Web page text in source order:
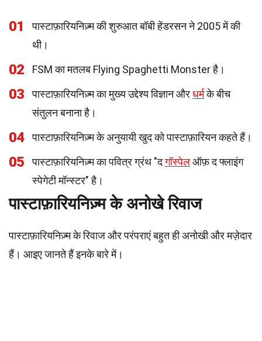
01
पास्टाफ़ारियनिज़्म की शुरुआत बॉबी हेंडरसन ने 2005 में की
थी।
02 FSM का मतलब Flying Spaghetti Monster है।
03 पास्टाफ़ारियनिज़्म का मुख्य उद्देश्य विज्ञान औरधर्मके बीच
संतुलन बनाना है।
04 पास्टाफ़ारियनिज़्म के अनुयायी खुद को पास्टाफ़ारियन कहते हैं।
05 पास्टाफ़ारियनिज़्म का पवित्र ग्रंथ "दगॉस्पेलऑफ़ द फ्लाइंग
स्पेगेटी मॉन्स्टर" है।
पास्टाफ़ारियनिज़्म के अनोखे रिवाज
पास्टाफ़ारियनिज़्म के रिवाज और परंपराएं बहुत ही अनोखी और मज़ेदार
हैं। आइए जानते हैं इनके बारे में।